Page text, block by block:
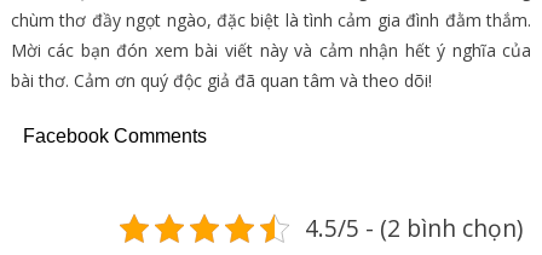
chùm thơ đầy ngọt ngào, đặc biệt là tình cảm gia đình đằm thắm.
Mời các bạn đón xem bài viết này và cảm nhận hết ý nghĩa của
bài thơ. Cảm ơn quý độc giả đã quan tâm và theo dõi!
Facebook Comments
4.5/5 - (2 bình chọn)